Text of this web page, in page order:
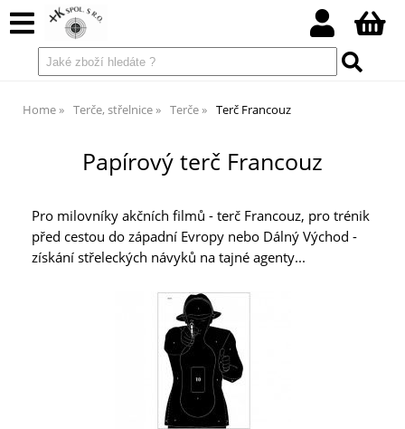
Home Terče, střelnice Terče Terč Francouz
Papírový terč Francouz
Pro milovníky akčních filmů - terč Francouz, pro trénik
před cestou do západní Evropy nebo Dálný Východ -
získání střeleckých návyků na tajné agenty...